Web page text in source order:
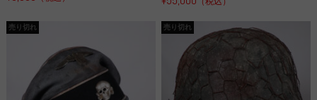
売り切れ 売り切れ